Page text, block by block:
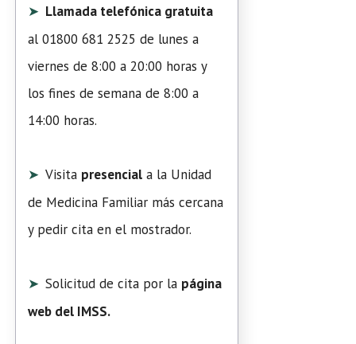
Llamada telefónica gratuita
al 01800 681 2525 de lunes a
viernes de 8:00 a 20:00 horas y
los fines de semana de 8:00 a
14:00 horas.
Visita presencial a la Unidad
de Medicina Familiar más cercana
y pedir cita en el mostrador.
Solicitud de cita por la página
web del IMSS.